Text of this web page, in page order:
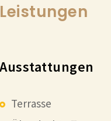
Leistungen
Ausstattungen
Terrasse